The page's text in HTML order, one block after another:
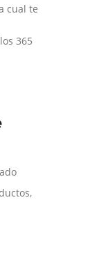
cual te
365